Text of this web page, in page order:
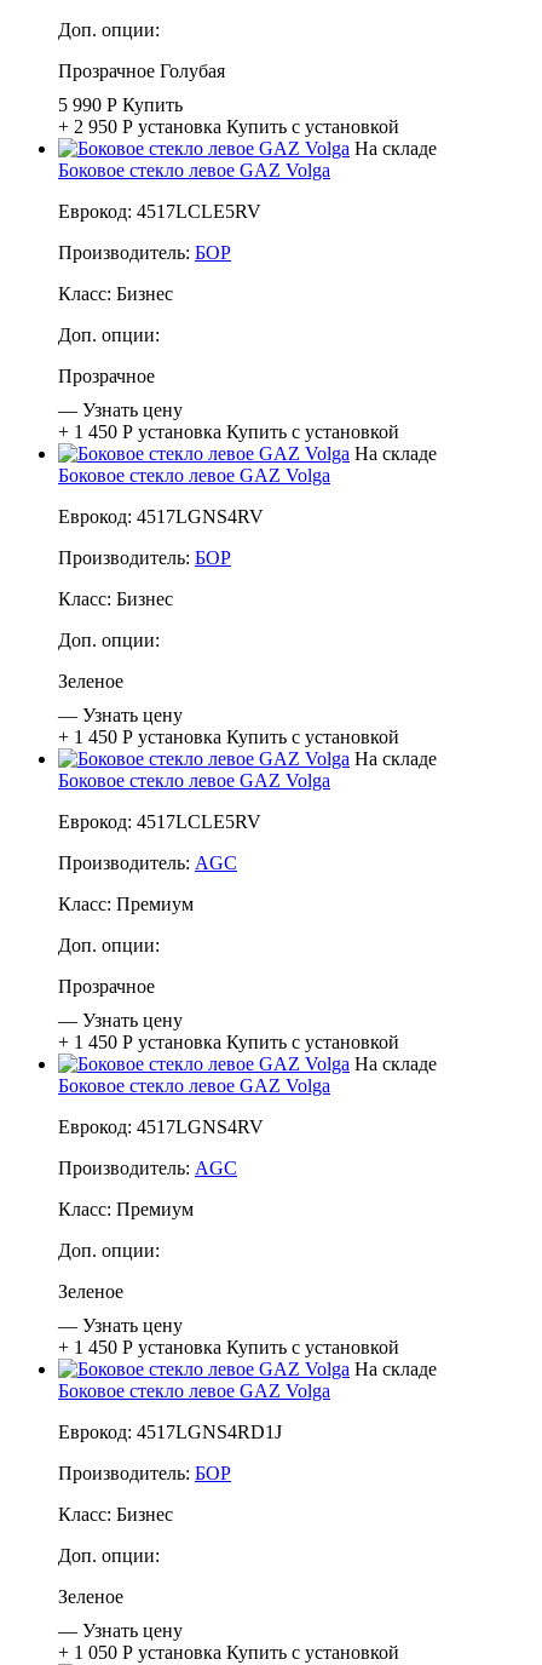
Доп. опции:
Прозрачное Голубая
5 990 Р Купить
+ 2 950 Р установка Купить с установкой
На складе
Боковое стекло левое GAZ Volga
Еврокод: 4517LCLE5RV
Производитель: БОР
Класс: Бизнес
Доп. опции:
Прозрачное
— Узнать цену
+ 1 450 Р установка Купить с установкой
На складе
Боковое стекло левое GAZ Volga
Еврокод: 4517LGNS4RV
Производитель: БОР
Класс: Бизнес
Доп. опции:
Зеленое
— Узнать цену
+ 1 450 Р установка Купить с установкой
На складе
Боковое стекло левое GAZ Volga
Еврокод: 4517LCLE5RV
Производитель: AGC
Класс: Премиум
Доп. опции:
Прозрачное
— Узнать цену
+ 1 450 Р установка Купить с установкой
На складе
Боковое стекло левое GAZ Volga
Еврокод: 4517LGNS4RV
Производитель: AGC
Класс: Премиум
Доп. опции:
Зеленое
— Узнать цену
+ 1 450 Р установка Купить с установкой
На складе
Боковое стекло левое GAZ Volga
Еврокод: 4517LGNS4RD1J
Производитель: БОР
Класс: Бизнес
Доп. опции:
Зеленое
— Узнать цену
+ 1 050 Р установка Купить с установкой